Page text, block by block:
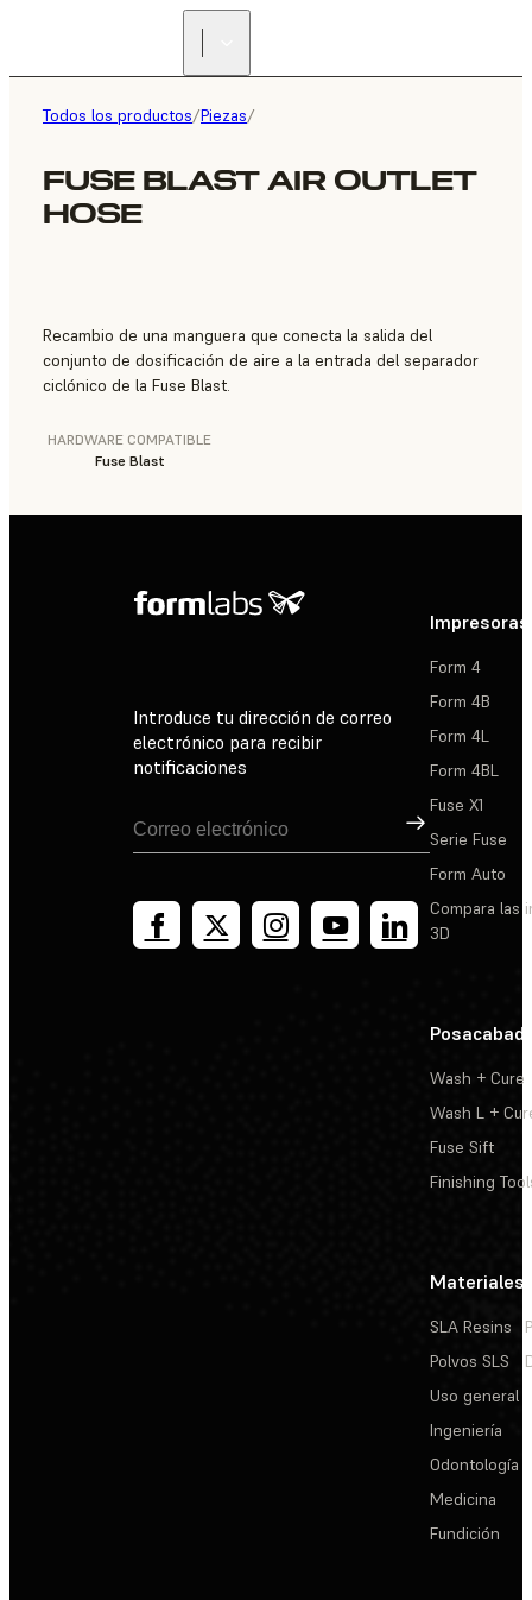
Todos los productos/Piezas/
FUSE BLAST AIR OUTLET
HOSE
Recambio de una manguera que conecta la salida del
conjunto de dosificación de aire a la entrada del separador
ciclónico de la Fuse Blast.
HARDWARE COMPATIBLE
Fuse Blast
Introduce tu dirección de correo
electrónico para recibir
notificaciones
Suscribirse
Impresoras
Form 4
Form 4B
Form 4L
Form 4BL
Fuse X1
Serie Fuse
Form Auto
Compara las
3D
Wash + Cure
Wash L +
Fuse Sift
Finishing
Materiales
SLA Resins
Polvos SLS
Uso general
Ingeniería
Odontología
Medicina
Fundición